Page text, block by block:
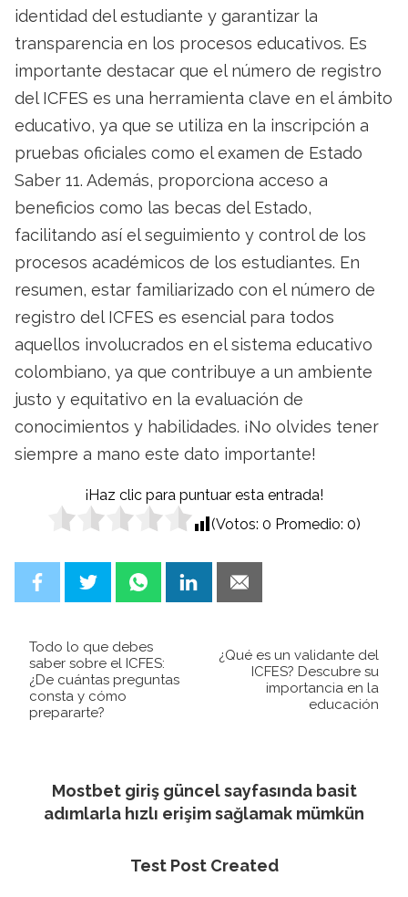
identidad del estudiante y garantizar la
transparencia en los procesos educativos. Es
importante destacar que el número de registro
del ICFES es una herramienta clave en el ámbito
educativo, ya que se utiliza en la inscripción a
pruebas oficiales como el examen de Estado
Saber 11. Además, proporciona acceso a
beneficios como las becas del Estado,
facilitando así el seguimiento y control de los
procesos académicos de los estudiantes. En
resumen, estar familiarizado con el número de
registro del ICFES es esencial para todos
aquellos involucrados en el sistema educativo
colombiano, ya que contribuye a un ambiente
justo y equitativo en la evaluación de
conocimientos y habilidades. ¡No olvides tener
siempre a mano este dato importante!
¡Haz clic para puntuar esta entrada!
(Votos: 0 Promedio: 0)
Todo lo que debes
saber sobre el ICFES:
¿De cuántas preguntas
consta y cómo
prepararte?
¿Qué es un validante del
ICFES? Descubre su
importancia en la
educación
Mostbet giriş güncel sayfasında basit
adımlarla hızlı erişim sağlamak mümkün
Test Post Created